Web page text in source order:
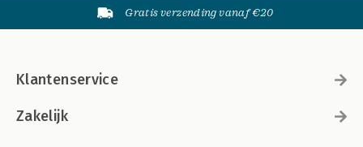
Gratis verzending vanaf €20
Klantenservice
Zakelijk